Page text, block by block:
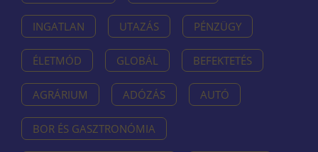
INGATLAN UTAZÁS PÉNZÜGY
ÉLETMÓD GLOBÁL BEFEKTETÉS
AGRÁRIUM ADÓZÁS AUTÓ
BOR ÉS GASZTRONÓMIA